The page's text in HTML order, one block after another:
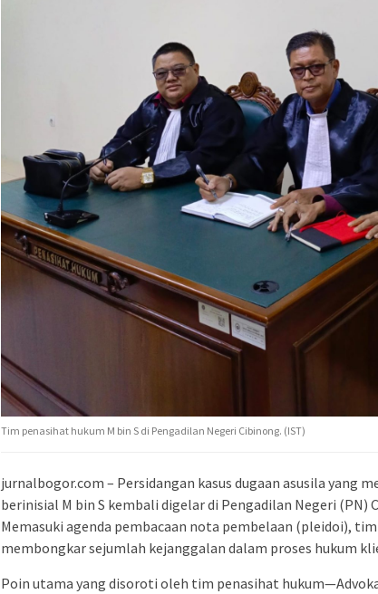
Tim penasihat hukum M bin S di Pengadilan Negeri Cibinong. (IST)
jurnalbogor.com – ​Persidangan kasus dugaan asusila yang
berinisial M bin S kembali digelar di Pengadilan Negeri (PN)
Memasuki agenda pembacaan nota pembelaan (pleidoi),
membongkar sejumlah kejanggalan dalam proses hukum
​Poin utama yang disoroti oleh tim penasihat